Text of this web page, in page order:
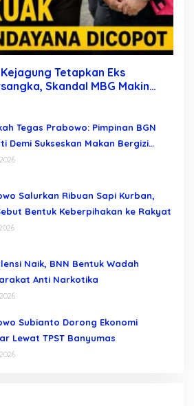
Kejagung Tetapkan Eks
Skandal MBG Makin
Hindayana Dicopot
Tegas Prabowo: Pimpinan BGN
Demi Sukseskan Makan Bergizi
Salurkan Ribuan Sapi Kurban,
Bentuk Keberpihakan ke Rakyat
Naik, BNN Bentuk Wadah
Anti Narkotika
Subianto Dorong Ekonomi
Lewat TPST Banyumas